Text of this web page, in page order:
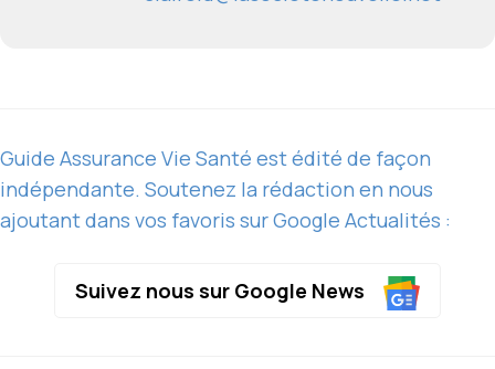
Guide Assurance Vie Santé est édité de façon
indépendante. Soutenez la rédaction en nous
ajoutant dans vos favoris sur Google Actualités :
Suivez nous sur Google News